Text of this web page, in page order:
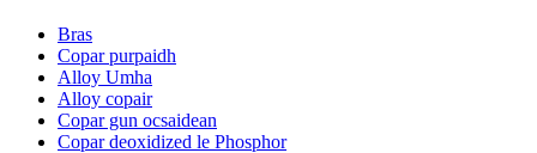
Bras
Copar purpaidh
Alloy Umha
Alloy copair
Copar gun ocsaidean
Copar deoxidized le Phosphor